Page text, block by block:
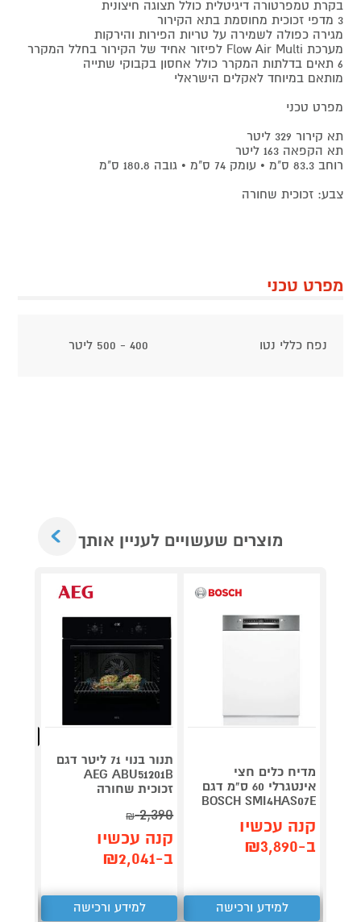
בקרת טמפרטורה דיגיטלית כולל תצוגה חיצונית
3 מדפי זכוכית מחוסמת בתא הקירור
מגירה כפולה לשמירה על טריות הפירות והירקות
מערכת Flow Air Multi לפיזור אחיד של הקירור בחלל המקרר
6 תאים בדלתות המקרר כולל אחסון בקבוקי שתייה
מותאם במיוחד לאקלים הישראלי
מפרט טכני
תא קירור 329 ליטר
תא הקפאה 163 ליטר
רוחב 83.3 ס"מ • עומק 74 ס"מ • גובה 180.8 ס"מ
צבע: זכוכית שחורה
מפרט טכני
נפח כללי נטו 400 - 500 ליטר
מוצרים שעשויים לעניין אותך
מדיח כלים חצי
אינטגרלי 60 ס"מ דגם
BOSCH SMI4HAS07E
קנה עכשיו
ב-₪3,890
למידע ורכישה
תנור בנוי 71 ליטר דגם
AEG ABU51201B
זכוכית שחורה
2,390
₪
קנה עכשיו
ב-₪2,041
למידע ורכישה